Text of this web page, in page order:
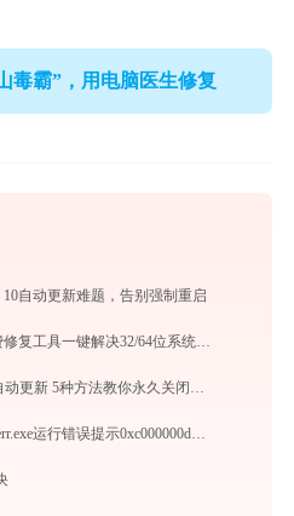
毒霸”，用电脑医生修复
自动更新难题，告别强制重启
api_com.dll缺失？官方免费修复工具一键解决32/64位系统问题
Win10如何彻底永久关闭自动更新 5种方法教你永久关闭win10自动更新
WPS Office错误报告 transerr.exe运行错误提示0xc000000d的解决办法